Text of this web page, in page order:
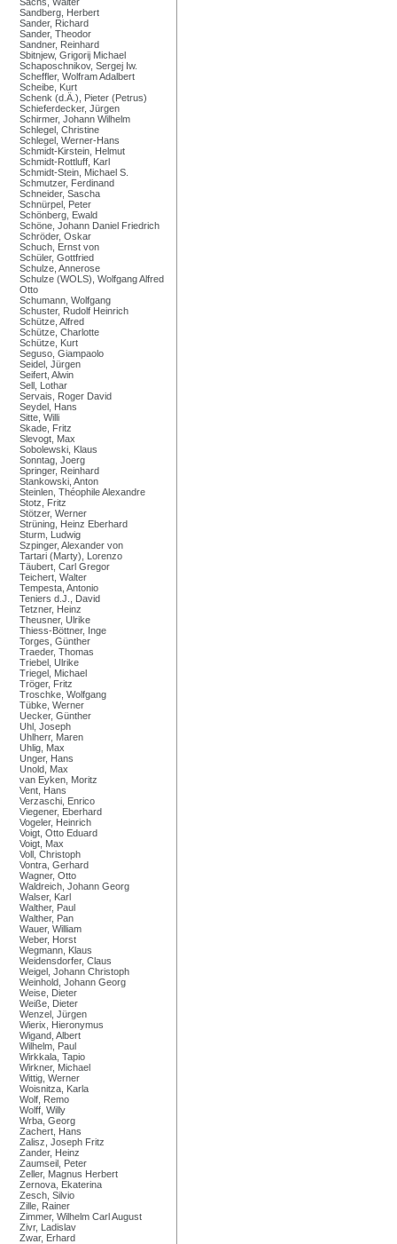
Sandberg, Herbert
Sander, Richard
Sander, Theodor
Sandner, Reinhard
Sbitnjew, Grigorij Michael
Schaposchnikov, Sergej Iw.
Scheffler, Wolfram Adalbert
Scheibe, Kurt
Schenk (d.Ä.), Pieter (Petrus)
Schieferdecker, Jürgen
Schirmer, Johann Wilhelm
Schlegel, Christine
Schlegel, Werner-Hans
Schmidt-Kirstein, Helmut
Schmidt-Rottluff, Karl
Schmidt-Stein, Michael S.
Schmutzer, Ferdinand
Schneider, Sascha
Schnürpel, Peter
Schönberg, Ewald
Schöne, Johann Daniel Friedrich
Schröder, Oskar
Schuch, Ernst von
Schüler, Gottfried
Schulze, Annerose
Schulze (WOLS), Wolfgang Alfred
Otto
Schumann, Wolfgang
Schuster, Rudolf Heinrich
Schütze, Alfred
Schütze, Charlotte
Schütze, Kurt
Seguso, Giampaolo
Seidel, Jürgen
Seifert, Alwin
Sell, Lothar
Servais, Roger David
Seydel, Hans
Sitte, Willi
Skade, Fritz
Slevogt, Max
Sobolewski, Klaus
Sonntag, Joerg
Springer, Reinhard
Stankowski, Anton
Steinlen, Théophile Alexandre
Stotz, Fritz
Stötzer, Werner
Strüning, Heinz Eberhard
Sturm, Ludwig
Szpinger, Alexander von
Tartari (Marty), Lorenzo
Täubert, Carl Gregor
Teichert, Walter
Tempesta, Antonio
Teniers d.J., David
Tetzner, Heinz
Theusner, Ulrike
Thiess-Böttner, Inge
Torges, Günther
Traeder, Thomas
Triebel, Ulrike
Triegel, Michael
Tröger, Fritz
Troschke, Wolfgang
Tübke, Werner
Uecker, Günther
Uhl, Joseph
Uhlherr, Maren
Uhlig, Max
Unger, Hans
Unold, Max
van Eyken, Moritz
Vent, Hans
Verzaschi, Enrico
Viegener, Eberhard
Vogeler, Heinrich
Voigt, Otto Eduard
Voigt, Max
Voll, Christoph
Vontra, Gerhard
Wagner, Otto
Waldreich, Johann Georg
Walser, Karl
Walther, Paul
Walther, Pan
Wauer, William
Weber, Horst
Wegmann, Klaus
Weidensdorfer, Claus
Weigel, Johann Christoph
Weinhold, Johann Georg
Weise, Dieter
Weiße, Dieter
Wenzel, Jürgen
Wierix, Hieronymus
Wigand, Albert
Wilhelm, Paul
Wirkkala, Tapio
Wirkner, Michael
Wittig, Werner
Woisnitza, Karla
Wolf, Remo
Wolff, Willy
Wrba, Georg
Zachert, Hans
Zalisz, Joseph Fritz
Zander, Heinz
Zaumseil, Peter
Zeller, Magnus Herbert
Zernova, Ekaterina
Zesch, Silvio
Zille, Rainer
Zimmer, Wilhelm Carl August
Zivr, Ladislav
Zwar, Erhard